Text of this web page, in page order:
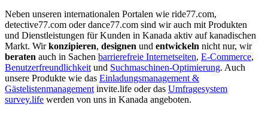
Neben unseren internationalen Portalen wie ride77.com,
detective77.com oder dance77.com sind wir auch mit Produkten
und Dienstleistungen für Kunden in Kanada aktiv auf kanadischen
Markt. Wirkonzipieren, designen und entwickeln nicht nur, wir
beraten auch in Sachen barrierefreie Internetseiten, E-Commerce,
Benutzerfreundlichkeit und Suchmaschinen-Optimierung. Auch
unsere Produkte wie das Einladungsmanagement &
Gästelistenmanagement invite.life oder das Umfragesystem
survey.life werden von uns in Kanada angeboten.